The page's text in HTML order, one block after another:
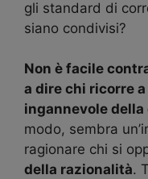
gli standard di
siano condivisi?
Non è facile
a dire chi ricorre
ingannevole
modo, sembra
ragionare chi si
della razionalità.